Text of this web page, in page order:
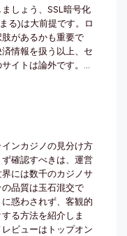
しょう、SSL暗号化
る)は大前提です。ロ
があるかも重要で
情報を扱う以上、セ
イトは論外です。...
ンカジノの見分け方
確認すべきは、運営
には数千のカジノサ
品質は玉石混交で
惑わされず、客観的
る方法を紹介しま
ビューはトップオン